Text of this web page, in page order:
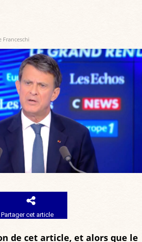
Franceschi
Partager cet article
de cet article, et alors que le